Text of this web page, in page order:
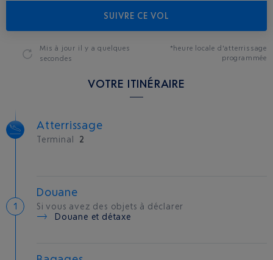
SUIVRE CE VOL
Mis à jour il y a quelques
secondes
*heure locale d'atterrissage
programmée
VOTRE ITINÉRAIRE
Atterrissage
Terminal 2
Douane
Si vous avez des objets à déclarer
Douane et détaxe